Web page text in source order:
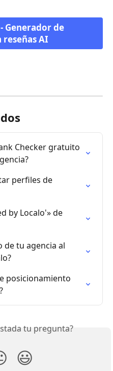
Generador de
reseñas AI
Checker gratuito
perfiles de
by Localo'» de
de tu agencia al
posicionamiento
tu pregunta?
😃